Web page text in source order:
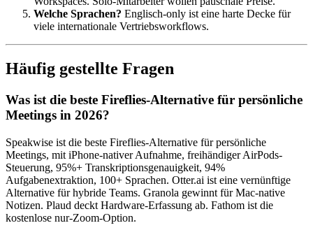
Welche Sprachen? Englisch-only ist eine harte Decke für
viele internationale Vertriebsworkflows.
Häufig gestellte Fragen
Was ist die beste Fireflies-Alternative für persönliche
Meetings in 2026?
Speakwise ist die beste Fireflies-Alternative für persönliche
Meetings, mit iPhone-nativer Aufnahme, freihändiger AirPods-
Steuerung, 95%+ Transkriptionsgenauigkeit, 94%
Aufgabenextraktion, 100+ Sprachen. Otter.ai ist eine vernünftige
Alternative für hybride Teams. Granola gewinnt für Mac-native
Notizen. Plaud deckt Hardware-Erfassung ab. Fathom ist die
kostenlose nur-Zoom-Option.